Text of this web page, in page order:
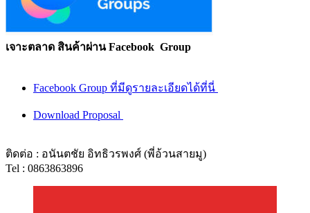
เจาะตลาด สินค้าผ่าน Facebook Group
Facebook Group ที่มีดูรายละเอียดได้ที่นี่
Download Proposal
ติดต่อ : อนันตชัย อิทธิวรพงศ์ (พี่อ้วนสายมู)
Tel : 0863863896